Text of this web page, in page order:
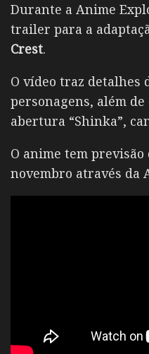
Durante a Anime
trailer para a
Crest.
O vídeo traz detalhes
personagens, além
abertura “Shinka”,
O anime tem
novembro através da